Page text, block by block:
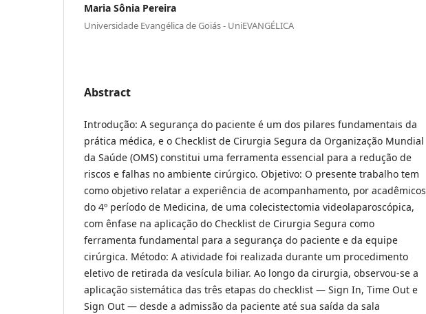
Maria Sônia Pereira
Universidade Evangélica de Goiás - UniEVANGÉLICA
Abstract
Introdução: A segurança do paciente é um dos pilares fundamentais da
prática médica, e o Checklist de Cirurgia Segura da Organização Mundial
da Saúde (OMS) constitui uma ferramenta essencial para a redução de
riscos e falhas no ambiente cirúrgico. Objetivo: O presente trabalho tem
como objetivo relatar a experiência de acompanhamento, por acadêmicos
do 4º período de Medicina, de uma colecistectomia videolaparoscópica,
com ênfase na aplicação do Checklist de Cirurgia Segura como
ferramenta fundamental para a segurança do paciente e da equipe
cirúrgica. Método: A atividade foi realizada durante um procedimento
eletivo de retirada da vesícula biliar. Ao longo da cirurgia, observou-se a
aplicação sistemática das três etapas do checklist — Sign In, Time Out e
Sign Out — desde a admissão da paciente até sua saída da sala